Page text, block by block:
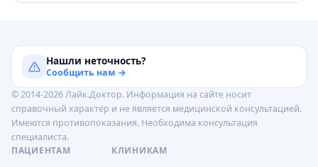
Нашли неточность?
Сообщить нам →
© 2014-2026 Лайк.Доктор. Информация на сайте носит
справочный характер и не является медицинской консультацией.
Имеются противопоказания. Необходима консультация
специалиста.
ПАЦИЕНТАМ
КЛИНИКАМ